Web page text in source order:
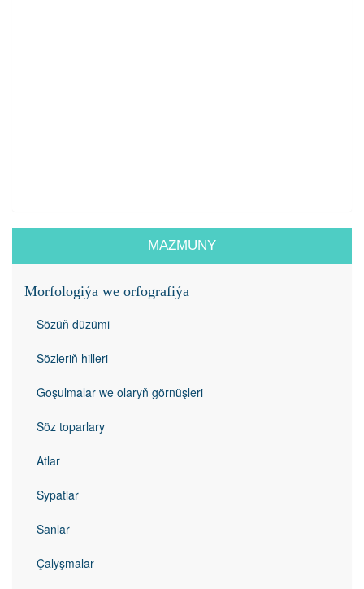
MAZMUNY
Morfologiýa we orfografiýa
Sözüň düzümi
Sözleriň hilleri
Goşulmalar we olaryň görnüşleri
Söz toparlary
Atlar
Sypatlar
Sanlar
Çalyşmalar